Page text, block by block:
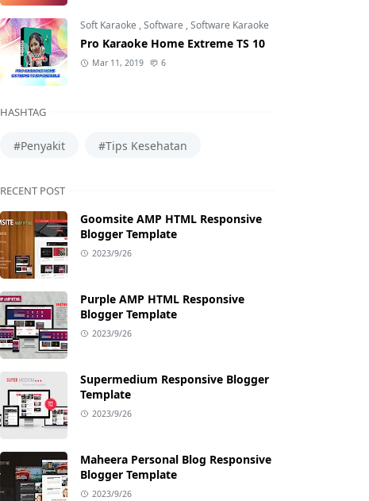
Soft Karaoke ,Software ,Software Karaoke
Pro Karaoke Home Extreme TS 10
Mar 11, 2019 6
HASHTAG
#Penyakit #Tips Kesehatan
RECENT POST
Goomsite AMP HTML Responsive
Blogger Template
2023/9/26
Purple AMP HTML Responsive
Blogger Template
2023/9/26
Supermedium Responsive Blogger
Template
2023/9/26
Maheera Personal Blog Responsive
Blogger Template
2023/9/26